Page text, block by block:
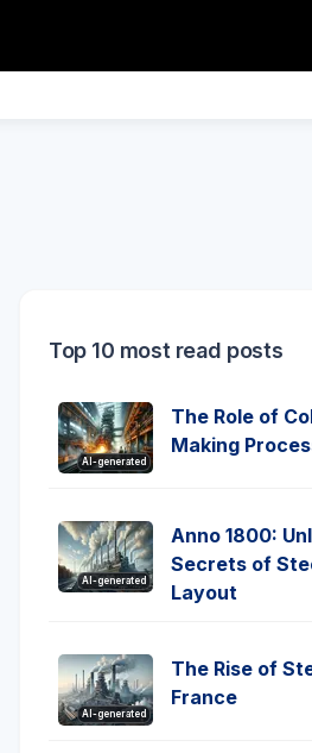
Top 10 most read posts
AI-generated
The Role of
Making
AI-generated
Anno 1800:
Secrets of
Layout
AI-generated
The Rise of
France